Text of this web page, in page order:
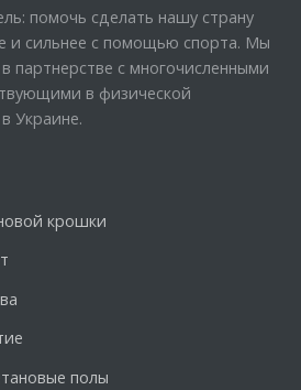
помочь сделать нашу страну
и сильнее с помощью спорта. Мы
партнерстве с многочисленными
в физической
Украине.
крошки
полы